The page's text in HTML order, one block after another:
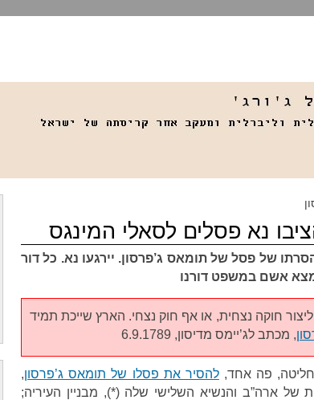
של פסל של תומאס ג’פרסון. יירגעו נא. כל דור
אשם במשפט דורנו
חוקה נצחית, או אף חוק נצחי. הארץ שייכת תמיד
, מכתב לג’יימס מדיסון, 6.9.1789
החליטה, פה אחד,להסיר את פסלו של תומאס ג’פרסון,
של ארה”ב והנשיא השלישי שלה (*), מבניין העיריה;